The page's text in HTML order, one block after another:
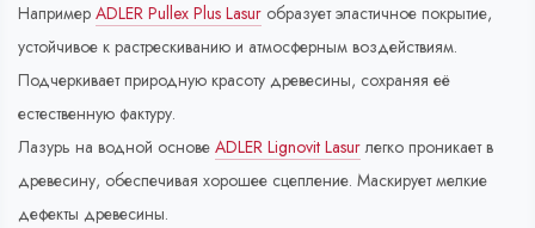
Например ADLER Pullex Plus Lasur образует эластичное покрытие,
устойчивое к растрескиванию и атмосферным воздействиям.
Подчеркивает природную красоту древесины, сохраняя её
естественную фактуру.
Лазурь на водной основе ADLER Lignovit Lasurлегко проникает в
древесину, обеспечивая хорошее сцепление. Маскирует мелкие
дефекты древесины.